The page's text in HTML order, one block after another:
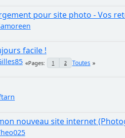
pour site photo - Vos
facile !
Pages 1 2 Toutes
nouveau site internet